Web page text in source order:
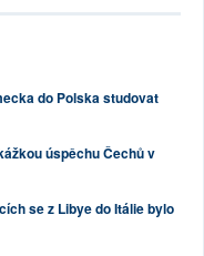
do Polska studovat
úspěchu Čechů v
se z Libye do Itálie bylo